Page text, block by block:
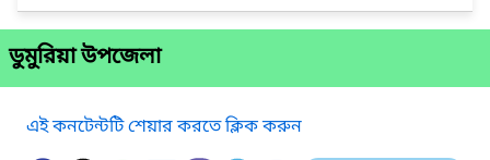
ডুমুরিয়া উপজেলা
এই কনটেন্টটি শেয়ার করতে ক্লিক করুন